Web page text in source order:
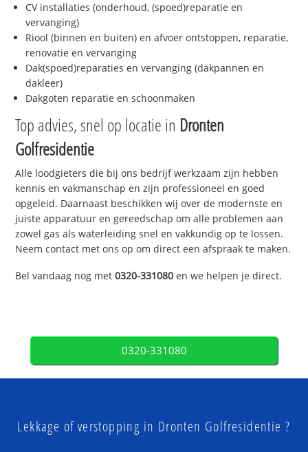
CV installaties (onderhoud, (spoed)reparatie en
vervanging)
Riool (binnen en buiten) en afvoer ontstoppen, reparatie,
renovatie en vervanging
Dak(spoed)reparaties en vervanging (dakpannen en
dakleer)
Dakgoten reparatie en schoonmaken
Top advies, snel op locatie in Dronten
Golfresidentie
Alle loodgieters die bij ons bedrijf werkzaam zijn hebben
kennis en vakmanschap en zijn professioneel en goed
opgeleid. Daarnaast beschikken wij over de modernste en
juiste apparatuur en gereedschap om alle problemen aan
zowel gas als waterleiding snel en vakkundig op te lossen.
Neem contact met ons op om direct een afspraak te maken.
Bel vandaag nog met0320-331080 en we helpen je direct.
0320-331080
Lekkage of verstopping in Dronten Golfresidentie ?